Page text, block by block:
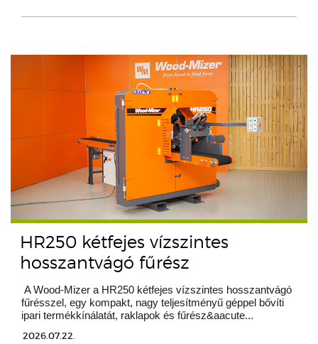
HR250 kétfejes vízszintes
hosszantvágó fűrész
A Wood-Mizer a HR250 kétfejes vízszintes hosszantvágó
fűrésszel, egy kompakt, nagy teljesítményű géppel bővíti
ipari termékkínálatát, raklapok és fűrész&aacute...
2026.07.22.